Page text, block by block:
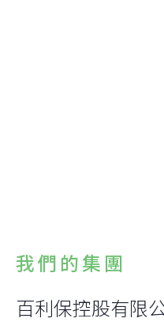
我們的集團
百利保控股有限